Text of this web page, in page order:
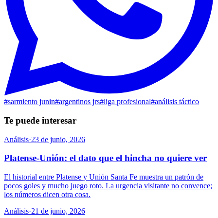
#sarmiento junin#argentinos jrs#liga profesional#análisis táctico
Te puede interesar
Análisis·23 de junio, 2026
Platense-Unión: el dato que el hincha no quiere ver
El historial entre Platense y Unión Santa Fe muestra un patrón de
pocos goles y mucho juego roto. La urgencia visitante no convence;
los números dicen otra cosa.
Análisis·21 de junio, 2026